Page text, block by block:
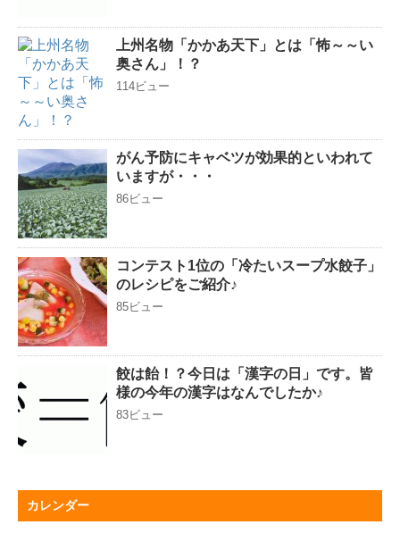
上州名物「かかあ天下」とは「怖～～い
奥さん」！？
114ビュー
がん予防にキャベツが効果的といわれて
いますが・・・
86ビュー
コンテスト1位の「冷たいスープ水餃子」
のレシピをご紹介♪
85ビュー
餃は飴！？今日は「漢字の日」です。皆
様の今年の漢字はなんでしたか♪
83ビュー
カレンダー